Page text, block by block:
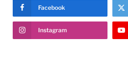
Facebook
Instagram